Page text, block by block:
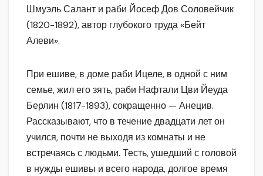
Шмуэль Салант и раби Йосеф Дов Соловейчик
(1820-1892), автор глубокого труда «Бейт
Алеви».
При ешиве, в доме раби Ицеле, в одной с ним
семье, жил его зять, раби Нафтали Цви Йеуда
Берлин (1817-1893), сокращенно — Анецив.
Рассказывают, что в течение двадцати лет он
учился, почти не выходя из комнаты и не
встречаясь с людьми. Тесть, ушедший с головой
в нужды ешивы и всего народа, долгое время